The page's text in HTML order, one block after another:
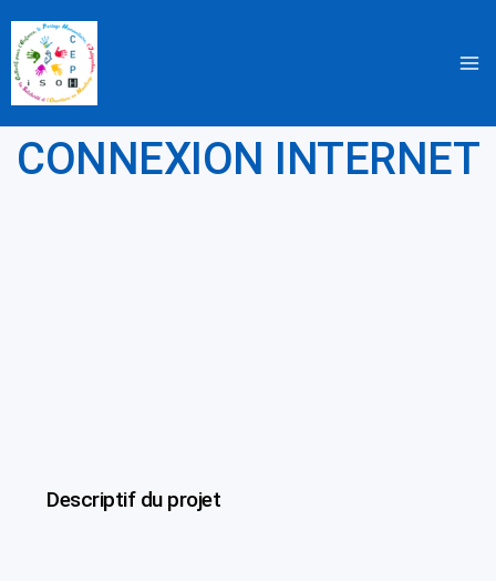
au
contenu
CONNEXION INTERNET
Descriptif du projet